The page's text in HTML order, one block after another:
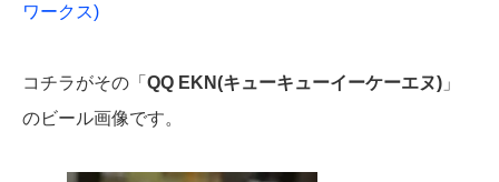
ワークス)
コチラがその「 QQ EKN(キューキューイーケーエヌ) 」
のビール画像です。